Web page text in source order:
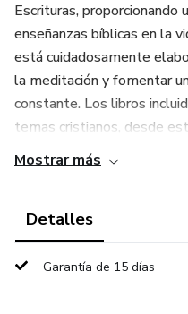
Escrituras, proporcionando
enseñanzas bíblicas en la
está cuidadosamente
la meditación y fomentar
constante. Los libros
temas cristianos, desde
Mostrar más
Detalles
Garantía de 15 días